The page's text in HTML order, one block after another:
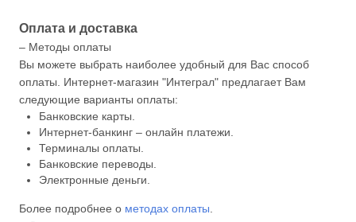
Оплата и доставка
– Методы оплаты
Вы можете выбрать наиболее удобный для Вас способ
оплаты. Интернет-магазин "Интеграл" предлагает Вам
следующие варианты оплаты:
Банковские карты.
Интернет-банкинг – онлайн платежи.
Терминалы оплаты.
Банковские переводы.
Электронные деньги.
Более подробнее о методах оплаты.